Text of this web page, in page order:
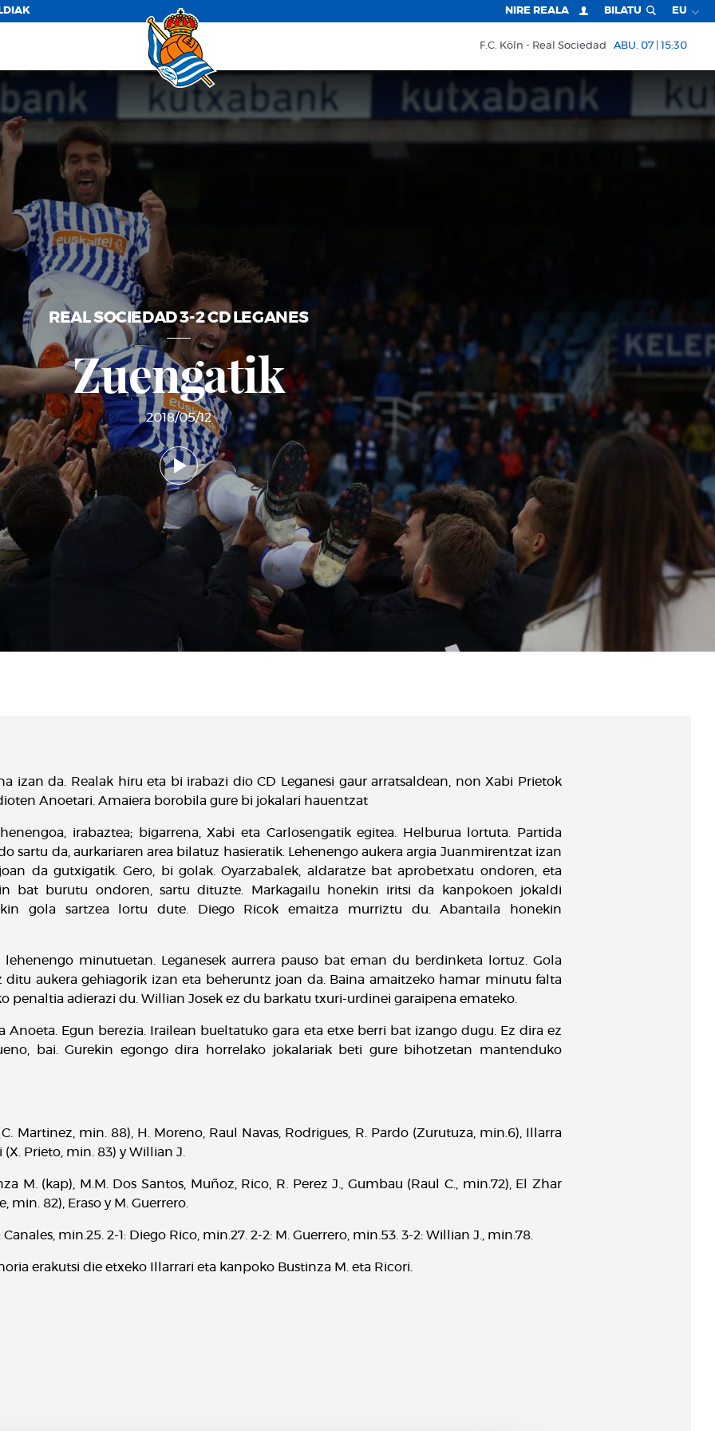
NIRE REALA BILATU EU
F.C. Köln Real Sociedad ABU. 07 | 15:30
REAL SOCIEDAD 3-2 CD LEGANES
Zuengatik
2018/05/12
izan da. Realak hiru eta bi irabazi dio CD Leganesi gaur arratsaldean, non Xabi Prietok
Anoetari. Amaiera borobila gure bi jokalari hauentzat
irabaztea; bigarrena, Xabi eta Carlosengatik egitea. Helburua lortuta. Partida
sartu da, aurkariaren area bilatuz hasieratik. Lehenengo aukera argia Juanmirentzat izan
da gutxigatik. Gero, bi golak. Oyarzabalek, aldaratze bat aprobetxatu ondoren, eta
bat burutu ondoren, sartu dituzte. Markagailu honekin iritsi da kanpokoen jokaldi
gola sartzea lortu dute. Diego Ricok emaitza murriztu du. Abantaila honekin
lehenengo minutuetan. Leganesek aurrera pauso bat eman du berdinketa lortuz. Gola
ditu aukera gehiagorik izan eta beheruntz joan da. Baina amaitzeko hamar minutu falta
penaltia adierazi du. Willian Josek ez du barkatu txuri-urdinei garaipena emateko.
Egun berezia. Irailean bueltatuko gara eta etxe berri bat izango dugu. Ez dira ez
bai. Gurekin egongo dira horrelako jokalariak beti gure bihotzetan mantenduko
Martinez, min. 88), H. Moreno, Raul Navas, Rodrigues, R. Pardo (Zurutuza, min.6), Illarra
Prieto, min. 83) y Willian J.
M. (kap), M.M. Dos Santos, Muñoz, Rico, R. Perez J., Gumbau (Raul C., min.72), El Zhar
min. 82), Eraso y M. Guerrero.
Canales, min.25. 2-1: Diego Rico, min.27. 2-2: M. Guerrero, min.53. 3-2: Willian J., min.78.
erakutsi die etxeko Illarrari eta kanpoko Bustinza M. eta Ricori.